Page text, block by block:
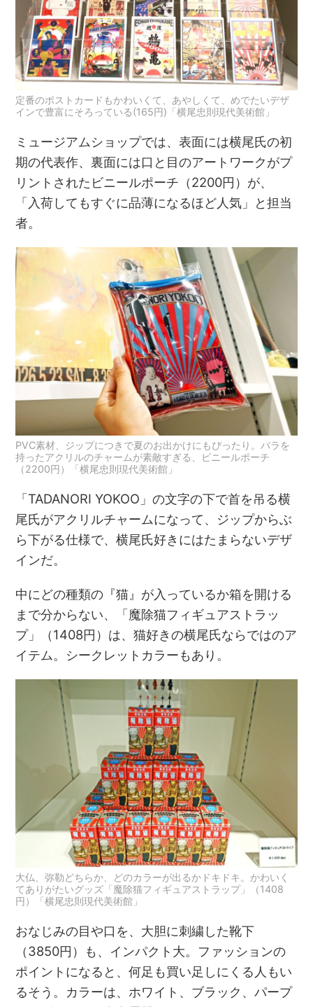
定番のポストカードもかわいくて、あやしくて、めでたいデザ
インで豊富にそろっている(165円)「横尾忠則現代美術館」
ミュージアムショップでは、表面には横尾氏の初
期の代表作、裏面には口と目のアートワークがプ
リントされたビニールポーチ（2200円）が、
「入荷してもすぐに品薄になるほど人気」と担当
者。
PVC素材、ジップにつきで夏のお出かけにもぴったり。バラを
持ったアクリルのチャームが素敵すぎる、ビニールポーチ
（2200円）「横尾忠則現代美術館」
「TADANORI YOKOO」の文字の下で首を吊る横
尾氏がアクリルチャームになって、ジップからぶ
ら下がる仕様で、横尾氏好きにはたまらないデザ
インだ。
中にどの種類の『猫』が入っているか箱を開ける
まで分からない、「魔除猫フィギュアストラッ
プ」（1408円）は、猫好きの横尾氏ならではのア
イテム。シークレットカラーもあり。
大仏、弥勒どちらか、どのカラーが出るかドキドキ。かわいく
てありがたいグッズ「魔除猫フィギュアストラップ」（1408
円）「横尾忠則現代美術館」
おなじみの目や口を、大胆に刺繍した靴下
（3850円）も、インパクト大。ファッションの
ポイントになると、何足も買い足しにくる人もい
るそう。カラーは、ホワイト、ブラック、パープ